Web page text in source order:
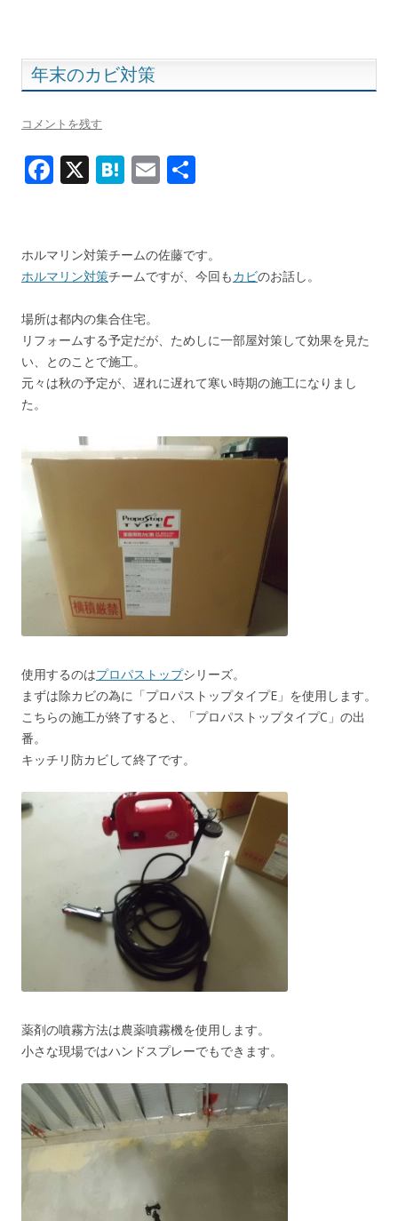
o
k
年末のカビ対策
コメントを残す
F
b
o
o
k
X H
n
a
E
l
ホルマリン対策チームの佐藤です。
ホルマリン対策チームですが、今回もカビのお話し。
場所は都内の集合住宅。
リフォームする予定だが、ためしに一部屋対策して効果を見た
い、とのことで施工。
元々は秋の予定が、遅れに遅れて寒い時期の施工になりまし
た。
使用するのはプロパストップシリーズ。
まずは除カビの為に「プロパストップタイプE」を使用します。
こちらの施工が終了すると、「プロパストップタイプC」の出
番。
キッチリ防カビして終了です。
薬剤の噴霧方法は農薬噴霧機を使用します。
小さな現場ではハンドスプレーでもできます。